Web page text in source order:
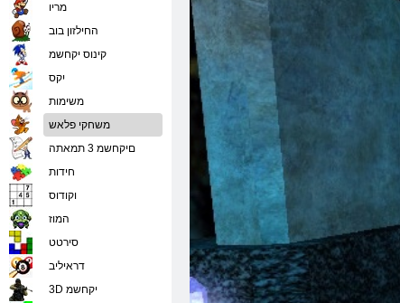
מריו
החילזון בוב
קינוס יקחשמ
יִקס
משימות
משחקי פלאש
םיקחשמ 3 תמאתה
חידות
וקודוס
המוז
סירטט
דראיליב
3D יקחשמ